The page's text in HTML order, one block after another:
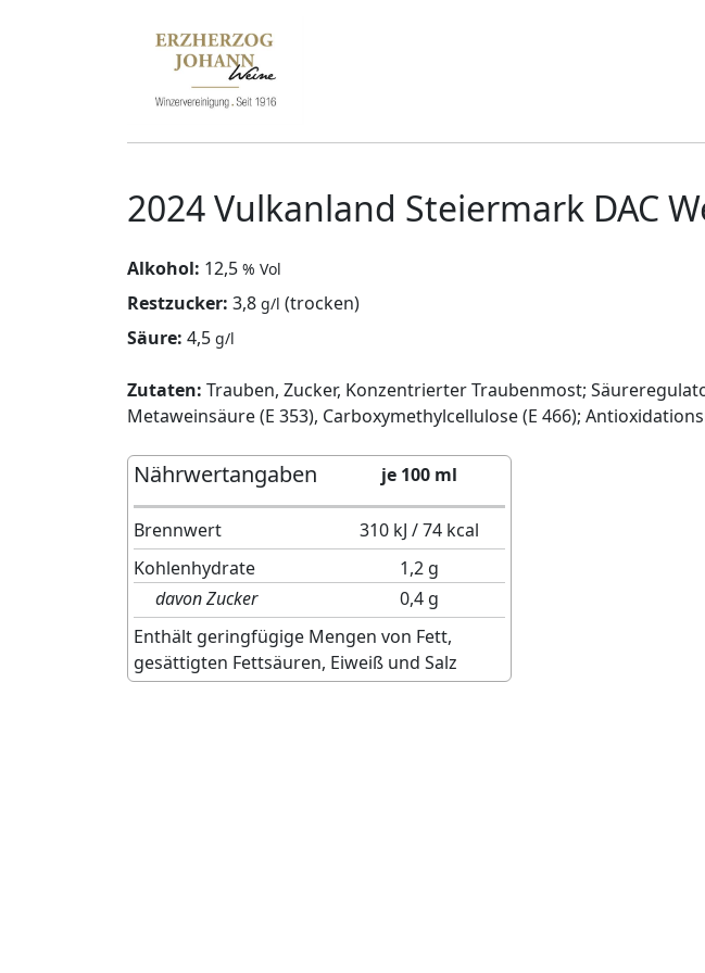
2024 Vulkanland Steiermark DAC
Alkohol: 12,5 % Vol
Restzucker: 3,8 g/l (trocken)
Säure: 4,5 g/l
Zutaten: Trauben, Zucker, Konzentrierter Traubenmost;
Metaweinsäure (E 353), Carboxymethylcellulose (E 466);
Nährwertangaben je 100 ml
Brennwert
310 kJ / 74 kcal
Kohlenhydrate
1,2 g
davon Zucker
0,4 g
Enthält geringfügige Mengen von Fett,
gesättigten Fettsäuren, Eiweiß und Salz